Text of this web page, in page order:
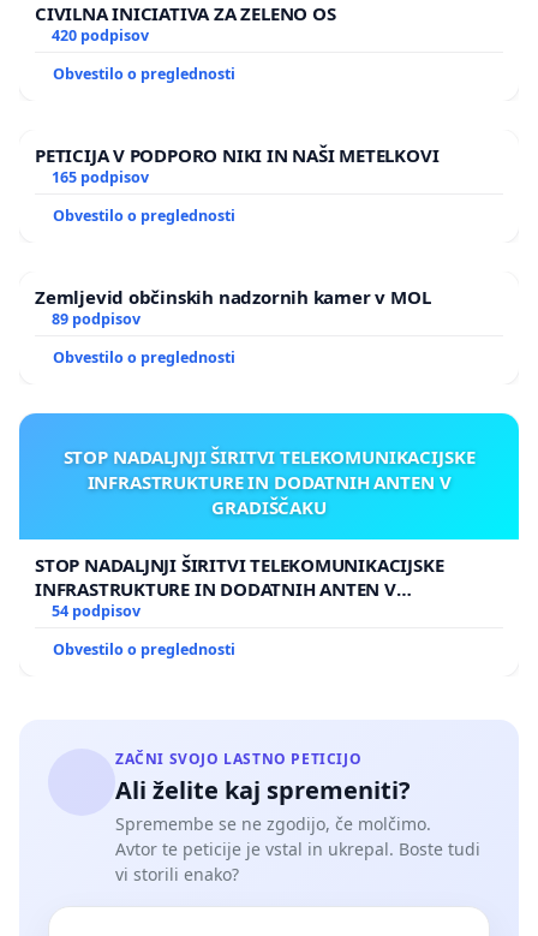
CIVILNA INICIATIVA ZA ZELENO OS
420 podpisov
Obvestilo o preglednosti
PETICIJA V PODPORO NIKI IN NAŠI METELKOVI
165 podpisov
Obvestilo o preglednosti
Zemljevid občinskih nadzornih kamer v MOL
89 podpisov
Obvestilo o preglednosti
STOP NADALJNJI ŠIRITVI TELEKOMUNIKACIJSKE
INFRASTRUKTURE IN DODATNIH ANTEN V
GRADIŠČAKU
STOP NADALJNJI ŠIRITVI TELEKOMUNIKACIJSKE
INFRASTRUKTURE IN DODATNIH ANTEN V
GRADIŠČAKU
54 podpisov
Obvestilo o preglednosti
ZAČNI SVOJO LASTNO PETICIJO
Ali želite kaj spremeniti?
Spremembe se ne zgodijo, če molčimo.
Avtor te peticije je vstal in ukrepal. Boste tudi
vi storili enako?